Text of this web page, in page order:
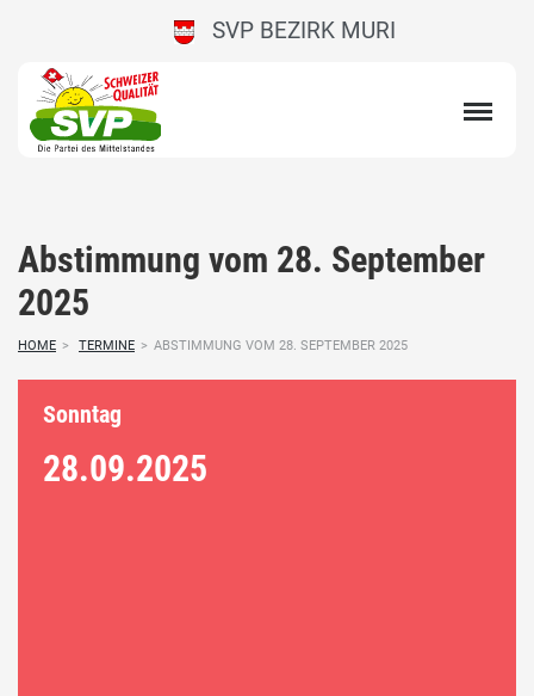
SVP BEZIRK MURI
Abstimmung vom 28. September
2025
HOME > TERMINE > ABSTIMMUNG VOM 28. SEPTEMBER 2025
Sonntag
28.09.2025